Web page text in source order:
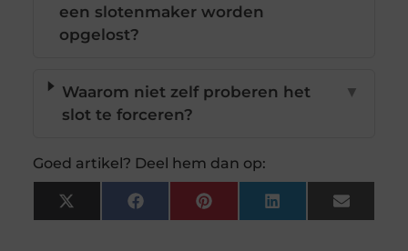
een slotenmaker worden
opgelost?
Waarom niet zelf proberen het
slot te forceren?
▼
Goed artikel? Deel hem dan op:
X
(Twitter)
FacebookPinterestLinkedInEmail